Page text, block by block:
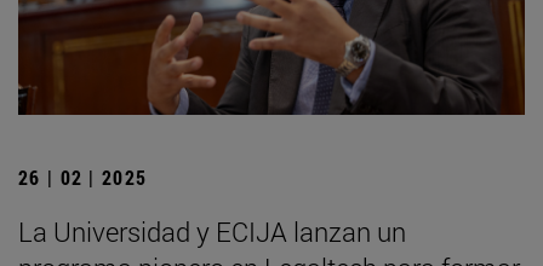
26 | 02 | 2025
La Universidad y ECIJA lanzan un